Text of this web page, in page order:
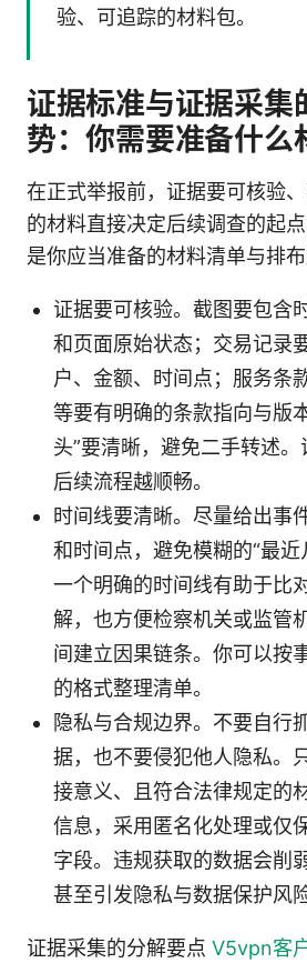
验、可追踪的材料包。
证据标准与证据采集
势：你需要准备什么
在正式举报前，证据要可核验
的材料直接决定后续调查的起
是你应当准备的材料清单与排布
证据要可核验。截图要包含
和页面原始状态；交易记录
户、金额、时间点；服务条
等要有明确的条款指向与版
头”要清晰，避免二手转述。
后续流程越顺畅。
时间线要清晰。尽量给出事
和时间点，避免模糊的“最近
一个明确的时间线有助于比
解，也方便检察机关或监管
间建立因果链条。你可以按
的格式整理清单。
隐私与合规边界。不要自行
据，也不要侵犯他人隐私。
接意义、且符合法律规定的
信息，采用匿名化处理或仅
字段。违规获取的数据会削
甚至引发隐私与数据保护风险
证据采集的分解要点 V5vpn客